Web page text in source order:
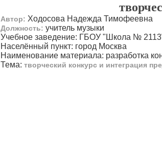
Автор: Ходосова Надежда Тимофеевна
Должность: учитель музыки
Учебное заведение: ГБОУ "Школа №
Населённый пункт: город Москва
Наименование материала: разработка
Тема: творческий конкурс и интеграция